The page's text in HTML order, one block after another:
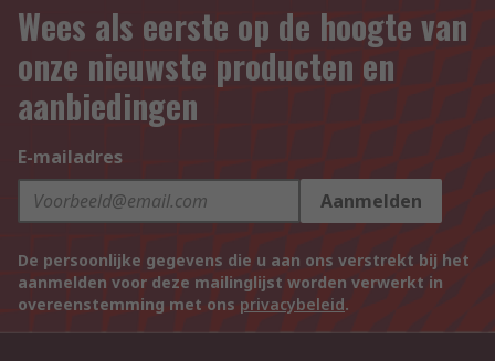
Wees als eerste op de hoogte van
onze nieuwste producten en
aanbiedingen
E-mailadres
Aanmelden
De persoonlijke gegevens die u aan ons verstrekt bij het
aanmelden voor deze mailinglijst worden verwerkt in
overeenstemming met ons privacybeleid.